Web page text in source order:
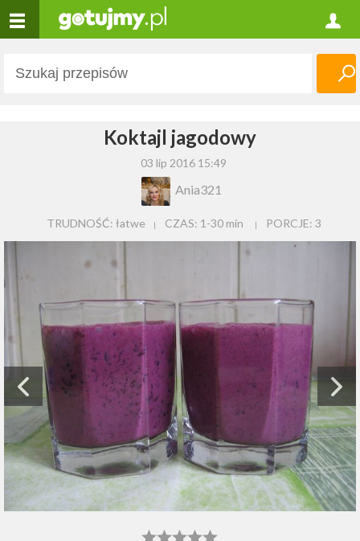
Koktajl jagodowy
03 lip 2016 15:49
Ania321
TRUDNOŚĆ: łatwe CZAS: 1-30 min PORCJE: 3